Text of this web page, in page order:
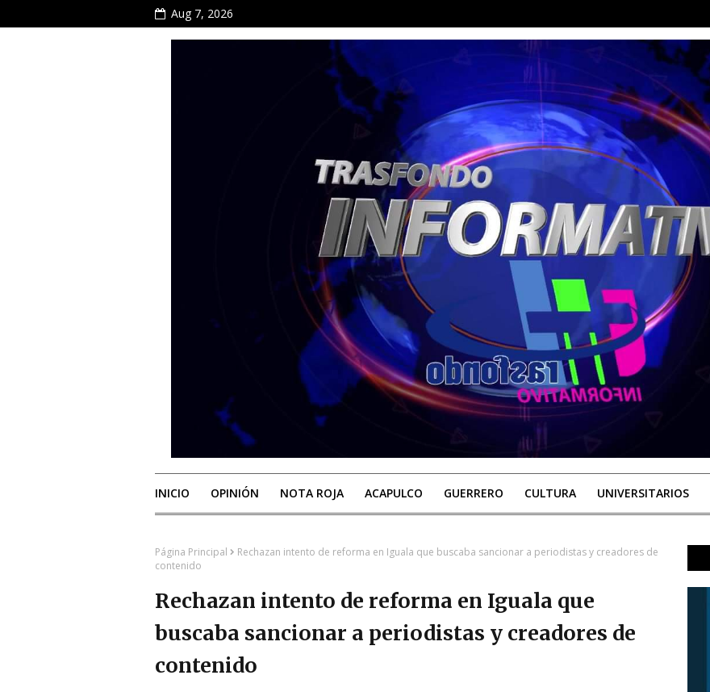
Aug 7, 2026
INICIO OPINIÓN NOTA ROJA ACAPULCO GUERRERO CULTURA UNIVERSITARIOS
Página Principal
Rechazan intento de reforma en Iguala que buscaba sancionar a periodistas y creadores de
contenido
Rechazan intento de reforma en Iguala que
buscaba sancionar a periodistas y creadores de
contenido